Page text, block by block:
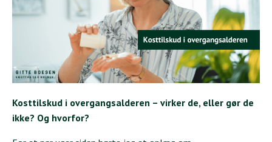
Kosttilskud i overgangsalderen – virker de, eller gør de
ikke? Og hvorfor?